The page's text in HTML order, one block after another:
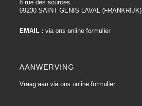
6 rue des sources
69230 SAINT GENIS LAVAL (FRANKRIJK)
EMAIL : via ons online formulier
AANWERVING
Vraag aan via ons online formulier